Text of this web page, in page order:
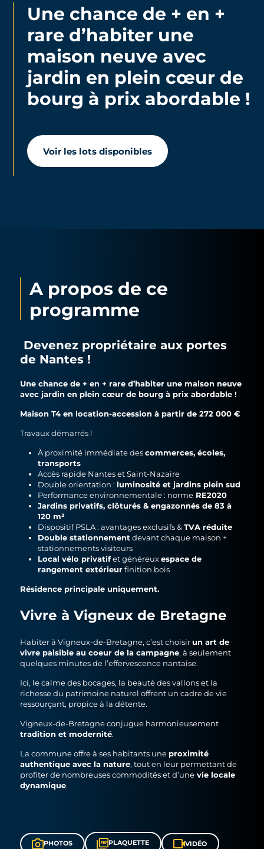
Une chance de + en +
rare d’habiter une
maison neuve avec
jardin en plein cœur de
bourg à prix abordable !
Voir les lots disponibles
A propos de ce
programme
Devenez propriétaire aux portes
de Nantes !
Une chance de + en + rare d’habiter une maison neuve
avec jardin en plein cœur de bourg à prix abordable !
Maison T4 en location-accession à partir de 272 000 €
Travaux démarrés !
À proximité immédiate descommerces, écoles,
transports
Accès rapide Nantes et Saint-Nazaire
Double orientation : luminosité et jardins plein sud
Performance environnementale : normeRE2020
Jardins privatifs, clôturés & engazonnés de 83 à
120 m²
Dispositif PSLA : avantages exclusifs & TVA réduite
Double stationnement devant chaque maison +
stationnements visiteurs
Local vélo privatifet généreuxespace de
rangement extérieurfinition bois
Résidence principale uniquement.
Vivre à Vigneux de Bretagne
Habiter à Vigneux-de-Bretagne, c’est choisirun art de
vivre paisible au coeur de la campagne, à seulement
quelques minutes de l’effervescence nantaise.
Ici, le calme des bocages, la beauté des vallons et la
richesse du patrimoine naturel offrent un cadre de vie
ressourçant, propice à la détente.
Vigneux-de-Bretagne conjugue harmonieusement
tradition et modernité.
La commune offre à ses habitants une proximité
authentique avec la nature, tout en leur permettant de
profiter de nombreuses commodités et d’unevie locale
dynamique.
PHOTOS PLAQUETTE VIDÉO